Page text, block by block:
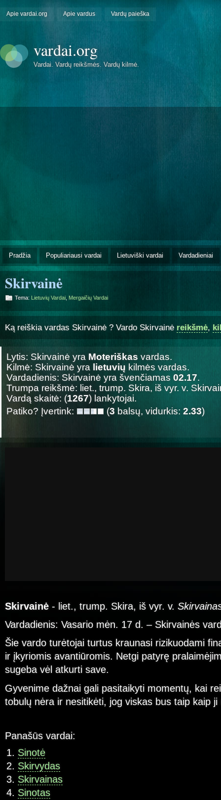
Apie vardai.org Apie vardus Vardų paieška
vardai.org
Vardai. Vardų reikšmės. Vardų kilmė.
Pradžia Populiariausi vardai Lietuviški vardai Vardadieniai
Skirvainė
Tema: Lietuvių Vardai Mergaičių Vardai
Ką reiškia vardas Skirvainė ? Vardo Skirvainė reikšmė,
Lytis: Skirvainė yra Moteriškas vardas.
Kilmė: Skirvainė yra lietuvių kilmės vardas.
Vardadienis: Skirvainė yra švenčiamas 02.17.
Trumpa reikšmė: liet., trump. Skira, iš vyr. v.
Vardą skaitė: (1267) lankytojai.
Patiko? Įvertink:
(3 balsų, vidurkis: 2.33)
Skirvainė - liet., trump. Skira, iš vyr. v.
Vardadienis: Vasario mėn. 17 d. – Skirvainės
Šie vardo turėtojai turtus kraunasi rizikuodami
ir įkyriomis avantiūromis. Netgi patyrę
sugeba vėl atkurti save.
Gyvenime dažnai gali pasitaikyti momentų, kai
tobulų nėra ir nesitikėti, jog viskas bus taip kaip ji
Panašūs vardai:
Sinotė
Skirvydas
Skirvainas
Sinotas